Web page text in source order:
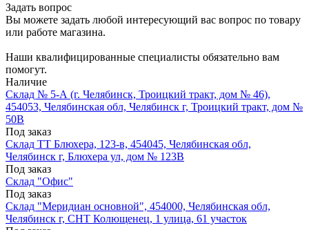
Задать вопрос
Вы можете задать любой интересующий вас вопрос по товару
или работе магазина.
Наши квалифицированные специалисты обязательно вам
помогут.
Наличие
Склад № 5-А (г. Челябинск, Троицкий тракт, дом № 46),
454053, Челябинская обл, Челябинск г, Троицкий тракт, дом №
50В
Под заказ
Склад ТТ Блюхера, 123-в, 454045, Челябинская обл,
Челябинск г, Блюхера ул, дом № 123В
Под заказ
Склад "Офис"
Под заказ
Склад "Меридиан основной", 454000, Челябинская обл,
Челябинск г, СНТ Колющенец, 1 улица, 61 участок